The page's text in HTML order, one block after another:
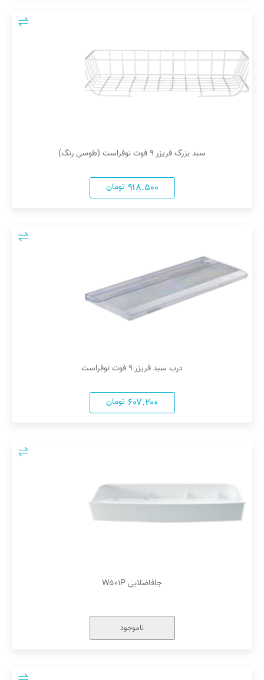
سبد بزرگ فریزر ۹ فوت نوفراست (طوسی رنگ)
۹۱۸.۵۰۰ تومان
درب سبد فریزر ۹ فوت نوفراست
۶۰۷.۲۰۰ تومان
جافاضلابی W۵۰۱P
ناموجود